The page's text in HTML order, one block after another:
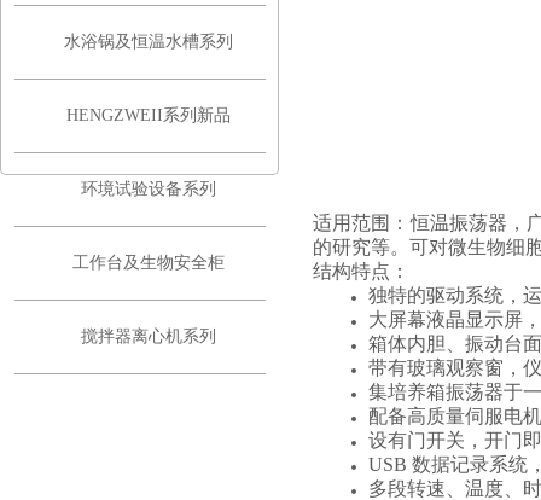
水浴锅及恒温水槽系列
HENGZWEII系列新品
环境试验设备系列
工作台及生物安全柜
搅拌器离心机系列
适用范围：恒温振荡器，
的研究等。可对微生物细
结构特点：
独特的驱动系统，
大屏幕液晶显示屏
箱体内胆、振动台
带有玻璃观察窗，
集培养箱振荡器于
配备高质量伺服电
设有门开关，开门
USB 数据记录系统
多段转速、温度、